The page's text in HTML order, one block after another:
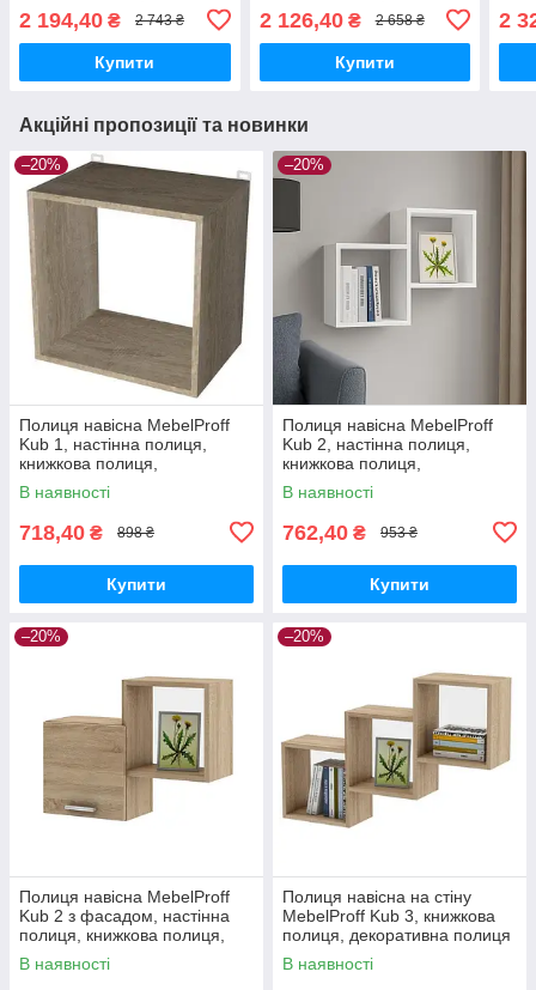
кімнату, будинок.
2 194,40 ₴ 2 743 ₴
Купити
кімнату, будинок.
2 126,40₴ 2 658 ₴
Купити
2
Акційні пропозиції та новинки
–20%
Полиця навісна MebelProff
Kub 1, настінна полиця,
книжкова полиця,
декоративна полиця в
кімнату, будинок.
В наявності
718,40 ₴ 898 ₴
Купити
–20%
Полиця навісна MebelProff
Kub 2, настінна полиця,
книжкова полиця,
декоративна полиця в
кімнату, будинок.
В наявності
762,40 ₴ 953 ₴
Купити
–20%
Полиця навісна MebelProff
Kub 2 з фасадом, настінна
полиця, книжкова полиця,
декоративна полиця в
кімнату, будинок.
В наявності
–20%
Полиця навісна на стіну
MebelProff Kub 3, книжкова
полиця, декоративна полиця
в кімнату, будинок.
В наявності